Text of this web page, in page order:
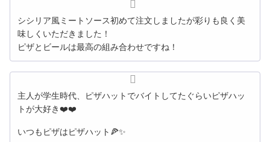
シシリア風ミートソース初めて注文しましたが彩りも良く美
味しくいただきました！
ピザとビールは最高の組み合わせですね！
主人が学生時代、ピザハットでバイトしてたぐらいピザハッ
トが大好き❤️❤️
いつもピザはピザハット🍕✨